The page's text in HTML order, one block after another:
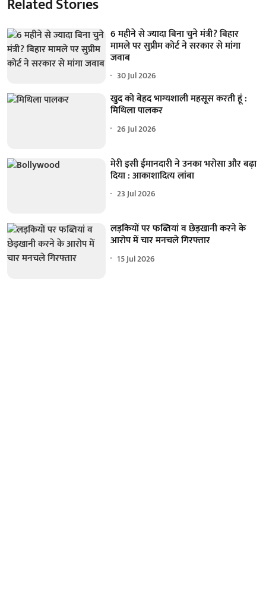
6 महीने से ज्यादा बिना चुने मंत्री? बिहार
मामले पर सुप्रीम कोर्ट ने सरकार से मांगा
जवाब
30 Jul 2026
खुद को बेहद भाग्यशाली महसूस करती हूं :
मिथिला पालकर
26 Jul 2026
मेरी इसी ईमानदारी ने उनका भरोसा और बढ़ा
दिया : आकाशादित्य लांबा
23 Jul 2026
लड़कियों पर फब्तियां व छेड़खानी करने के
आरोप में चार मनचले गिरफ्तार
15 Jul 2026